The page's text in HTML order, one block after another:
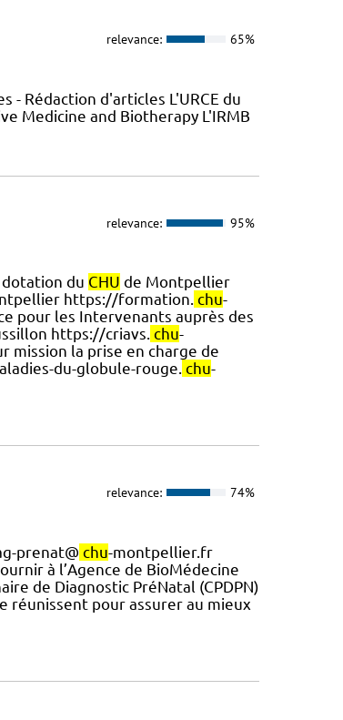
relevance: 65%
- Rédaction d'articles L'URCE du
Medicine and Biotherapy L'IRMB
relevance: 95%
du CHU de Montpellier
https://formation. chu-
pour les Intervenants auprès des
https://criavs. chu-
mission la prise en charge de
du-globule-rouge. chu-
relevance: 74%
prenat@ chu-montpellier.fr
à l’Agence de BioMédecine
de Diagnostic PréNatal (CPDPN)
réunissent pour assurer au mieux